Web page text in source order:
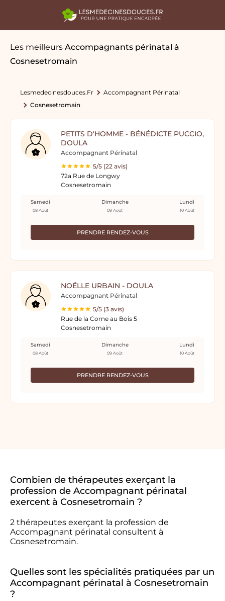
Les meilleurs Accompagnants périnatal à
Cosnesetromain
Lesmedecinesdouces.fr
Accompagnant Périnatal
Cosnesetromain
PETITS D'HOMME - BÉNÉDICTE PUCCIO,
DOULA
Accompagnant Périnatal
5/5 (22 avis)
72a Rue de Longwy
Cosnesetromain
PRENDRE RENDEZ-VOUS
Samedi
08 Août
Dimanche
09 Août
Lundi
10 Août
NOËLLE URBAIN - DOULA
Accompagnant Périnatal
5/5 (3 avis)
Rue de la Corne au Bois 5
Cosnesetromain
PRENDRE RENDEZ-VOUS
Samedi
08 Août
Dimanche
09 Août
Lundi
10 Août
Combien de thérapeutes exerçant la
profession de Accompagnant périnatal
exercent à Cosnesetromain ?
2 thérapeutes exerçant la profession de
Accompagnant périnatal consultent à
Cosnesetromain.
Quelles sont les spécialités pratiquées par un
Accompagnant périnatal à Cosnesetromain
?